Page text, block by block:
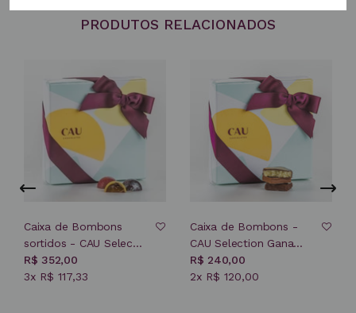
PRODUTOS RELACIONADOS
Caixa de Bombons
sortidos - CAU Selec...
R$ 352,00
3x R$ 117,33
Caixa de Bombons -
CAU Selection Gana...
R$ 240,00
2x R$ 120,00